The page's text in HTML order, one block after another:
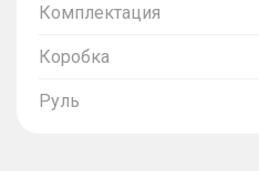
Комплектация
Коробка
Руль